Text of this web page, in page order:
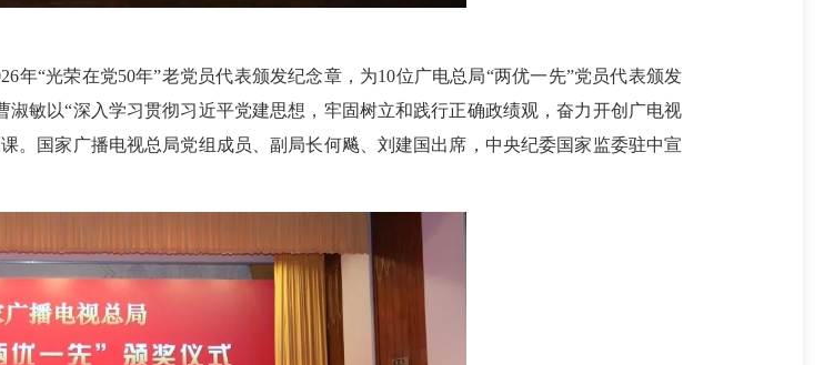
年“光荣在党50年”老党员代表颁发纪念章，为10位广电总局“两优一先”党员代表颁发
敏以“深入学习贯彻习近平党建思想，牢固树立和践行正确政绩观，奋力开创广电视
。国家广播电视总局党组成员、副局长何飚、刘建国出席，中央纪委国家监委驻中宣